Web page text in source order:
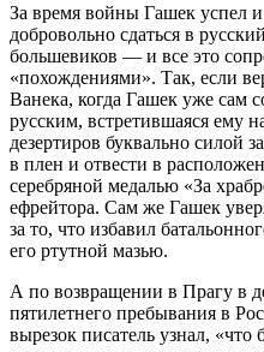
За время войны Гашек успел
добровольно сдаться в
большевиков — и все это
«похождениями». Так, если
Ванека, когда Гашек уже сам
русским, встретившаяся ему
дезертиров буквально силой
в плен и отвести в
серебряной медалью «За
ефрейтора. Сам же Гашек
за то, что избавил
его ртутной мазью.
А по возвращении в Прагу в
пятилетнего пребывания в
вырезок писатель узнал,